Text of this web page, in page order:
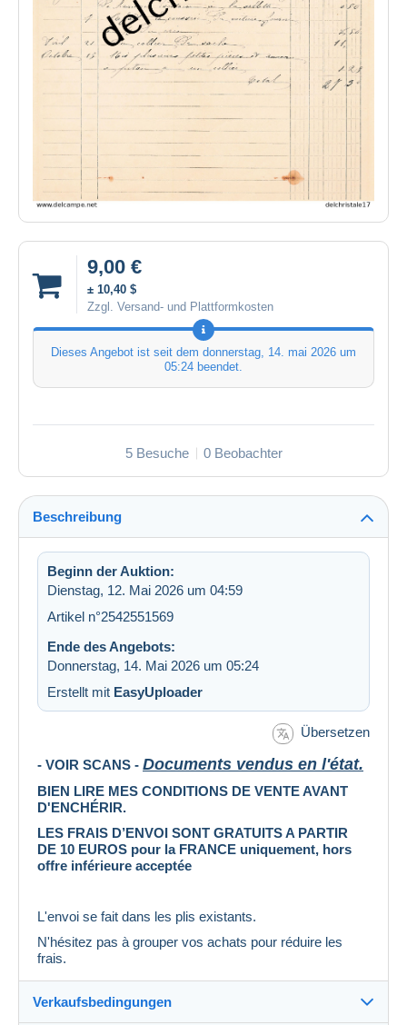
9,00 €
± 10,40 $
Zzgl. Versand- und Plattformkosten
Dieses Angebot ist seit dem donnerstag, 14. mai 2026 um
05:24 beendet.
5 Besuche 0 Beobachter
Beschreibung
Beginn der Auktion:
Dienstag, 12. Mai 2026 um 04:59
Artikel n°2542551569
Ende des Angebots:
Donnerstag, 14. Mai 2026 um 05:24
Erstellt mit EasyUploader
Übersetzen
- VOIR SCANS - Documents vendus en l'état.
BIEN LIRE MES CONDITIONS DE VENTE AVANT
D'ENCHÉRIR.
LES FRAIS D’ENVOI SONT GRATUITS A PARTIR
DE 10 EUROS pour la FRANCE uniquement, hors
offre inférieure acceptée
L'envoi se fait dans les plis existants.
N'hésitez pas à grouper vos achats pour réduire les
frais.
Verkaufsbedingungen